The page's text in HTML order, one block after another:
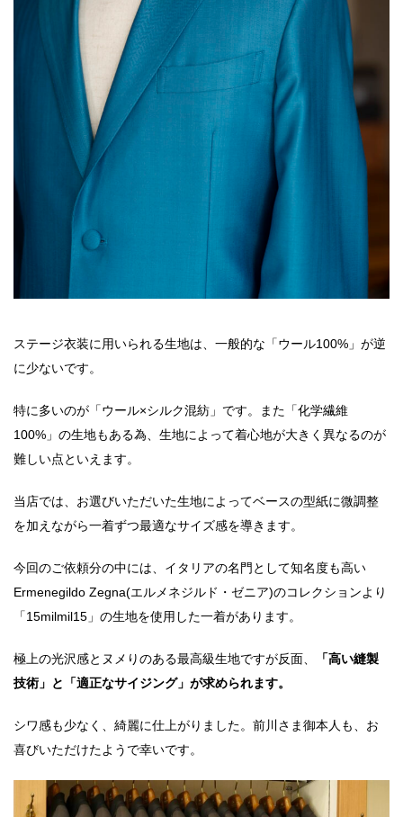
ステージ衣装に用いられる生地は、一般的な「ウール100%」が逆
に少ないです。
特に多いのが「ウール×シルク混紡」です。また「化学繊維
100%」の生地もある為、生地によって着心地が大きく異なるのが
難しい点といえます。
当店では、お選びいただいた生地によってベースの型紙に微調整
を加えながら一着ずつ最適なサイズ感を導きます。
今回のご依頼分の中には、イタリアの名門として知名度も高い
Ermenegildo Zegna(エルメネジルド・ゼニア)のコレクションより
「15milmil15」の生地を使用した一着があります。
極上の光沢感とヌメりのある最高級生地ですが反面、
「高い縫製
技術」と「適正なサイジング」が求められます。
シワ感も少なく、綺麗に仕上がりました。前川さま御本人も、お
喜びいただけたようで幸いです。